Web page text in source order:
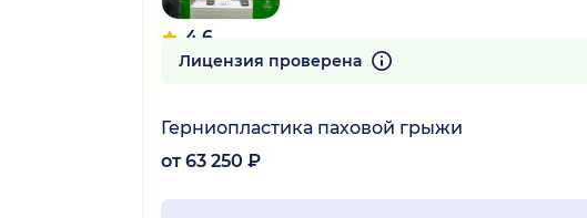
4.6
452 отзыва
Лицензия проверена
Герниопластика паховой грыжи
от 63 250 ₽